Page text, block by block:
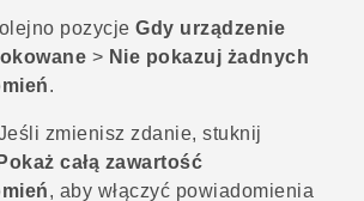
pozycje Gdy urządzenie
> Nie pokazuj żadnych
.
zmienisz zdanie, stuknij
Pokaż całą zawartość
, aby włączyć powiadomienia